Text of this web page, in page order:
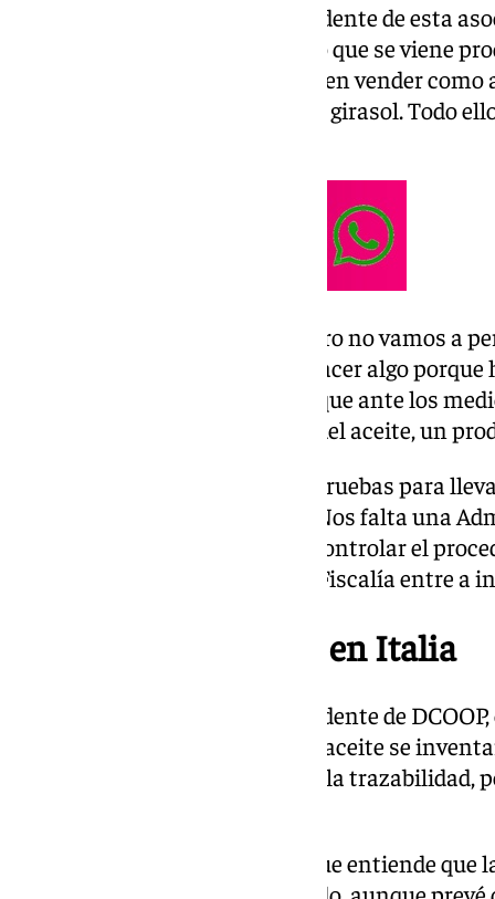
El pasado miércoles 27, el presidente de esta
Luque, señaló un fraude masivo que se viene
aceite de oliva y que consistiría en vender
de orujo o girasol. Todo
«Llevamos 40 años callados, pero no vamos a
administraciones tienen que hacer algo
controlando», ha asegurado Luque ante los
esté dejando de lado la calidad del aceite, un
Luque ha reconocido no tener pruebas para
posee indicios «muy sólidos»: «Nos falta una
como autonómica, que quiera controlar el
recalcado, demandando que la Fiscalía entre a
Un fraude inventado en Italia
Tal y como ha afirmado el presidente de
fraudulentas en el mercado del aceite se
controlado este tema, gracias a la trazabilidad,
Con respecto a los precios, Luque entiende que